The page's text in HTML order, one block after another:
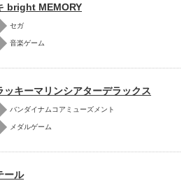
bright MEMORY
セガ
音楽ゲーム
ッキーマリンシアターデラックス
バンダイナムコアミューズメント
メダルゲーム
ール